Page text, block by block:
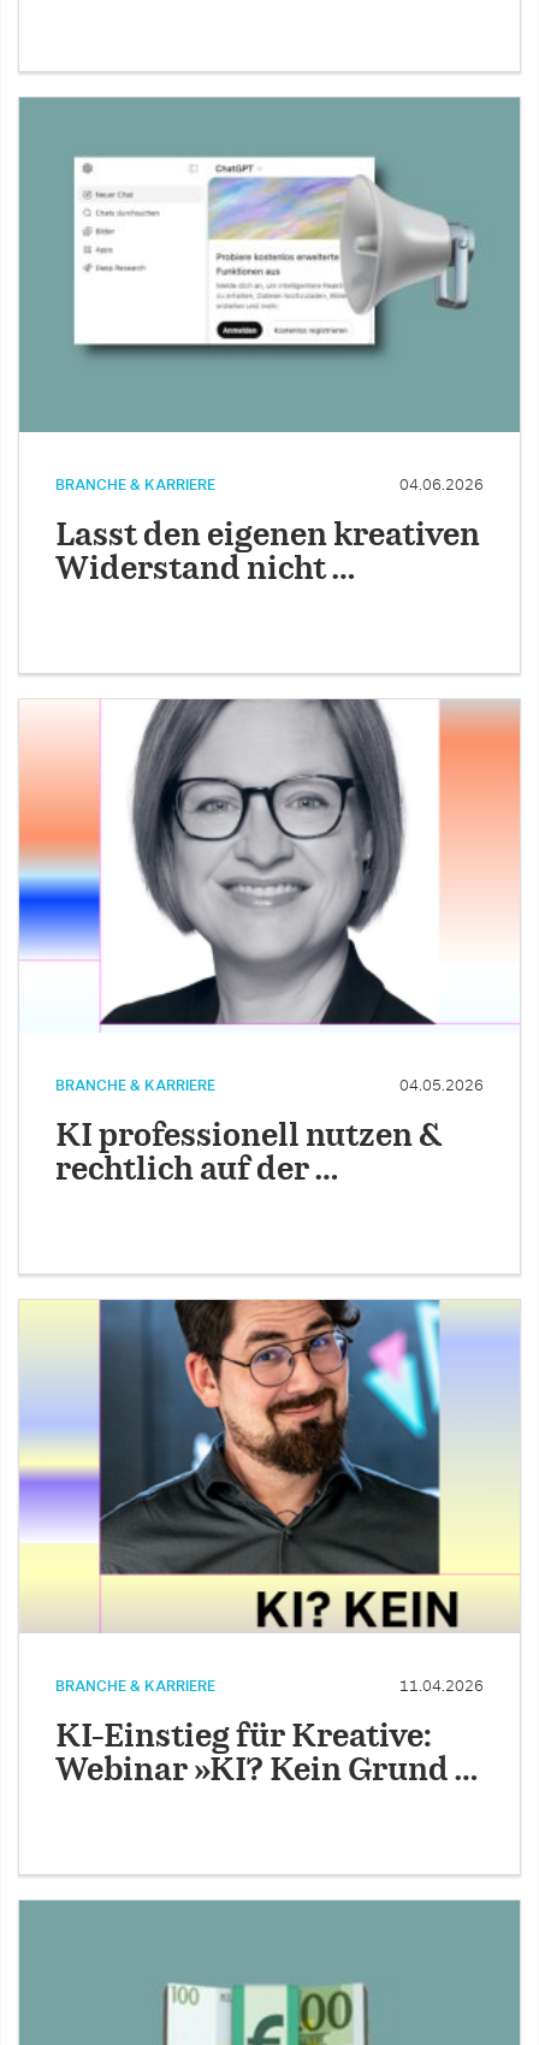
BRANCHE & KARRIERE 04.06.2026
Lasst den eigenen kreativen
Widerstand nicht …
BRANCHE & KARRIERE 04.05.2026
KI professionell nutzen &
rechtlich auf der …
BRANCHE & KARRIERE 11.04.2026
KI-Einstieg für Kreative:
Webinar »KI? Kein Grund …